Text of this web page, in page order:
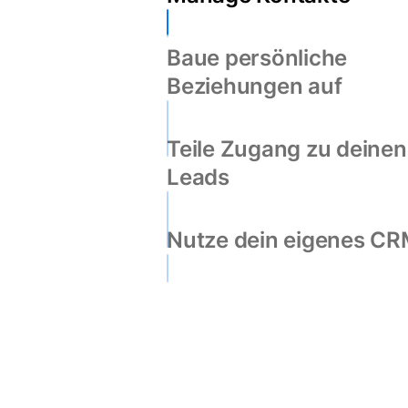
Baue persönliche
Beziehungen auf
Teile Zugang zu deinen
Leads